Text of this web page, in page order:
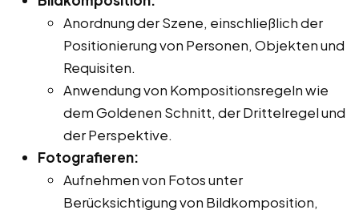
Anordnung der Szene, einschließlich der
Positionierung von Personen, Objekten und
Requisiten.
Anwendung von Kompositionsregeln wie
dem Goldenen Schnitt, der Drittelregel und
der Perspektive.
Fotografieren:
Aufnehmen von Fotos unter
Berücksichtigung von Bildkomposition,